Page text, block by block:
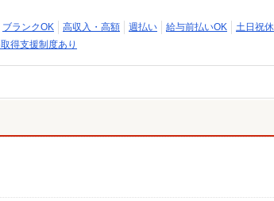
ブランクOK 高収入・高額 週払い 給与前払いOK
土日祝
得支援制度あり